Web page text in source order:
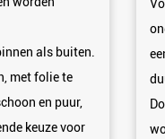
als buiten.
met folie te
en puur,
keuze voor